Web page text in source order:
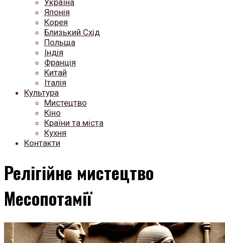
Україна
Японія
Корея
Близький Схід
Польща
Індія
Франція
Китай
Італія
Культура
Мистецтво
Кіно
Країни та міста
Кухня
Контакти
Релігійне мистецтво
Месопотамії